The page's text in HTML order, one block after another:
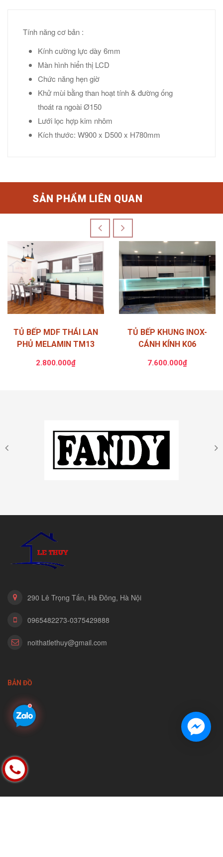
Tính năng cơ bản :
Kính cường lực dày 6mm
Màn hình hiển thị LCD
Chức năng hẹn giờ
Khử mùi bằng than hoạt tính & đường ống
thoát ra ngoài Ø150
Lưới lọc hợp kim nhôm
Kích thước: W900 x D500 x H780mm
SẢN PHẨM LIÊN QUAN
TỦ BẾP MDF THÁI LAN
PHỦ MELAMIN TM13
2.800.000₫
TỦ BẾP KHUNG INOX-
CÁNH KÍNH K06
7.600.000₫
290 Lê Trọng Tấn, Hà Đông, Hà Nội
0965482273-0375429888
noithatlethuy@gmail.com
BẢN ĐỒ